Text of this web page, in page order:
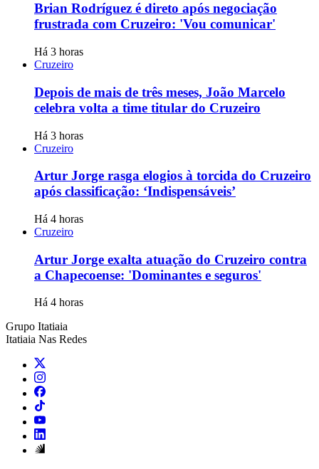
Brian Rodríguez é direto após negociação
frustrada com Cruzeiro: 'Vou comunicar'
Há 3 horas
Cruzeiro
Depois de mais de três meses, João Marcelo
celebra volta a time titular do Cruzeiro
Há 3 horas
Cruzeiro
Artur Jorge rasga elogios à torcida do Cruzeiro
após classificação: ‘Indispensáveis’
Há 4 horas
Cruzeiro
Artur Jorge exalta atuação do Cruzeiro contra
a Chapecoense: 'Dominantes e seguros'
Há 4 horas
Grupo Itatiaia
Itatiaia Nas Redes